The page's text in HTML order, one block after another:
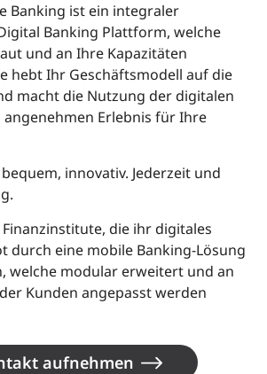
Banking ist ein integraler
Banking Plattform, welche
und an Ihre Kapazitäten
hebt Ihr Geschäftsmodell auf die
macht die Nutzung der digitalen
angenehmen Erlebnis für Ihre
innovativ. Jederzeit und
die ihr digitales
durch eine mobile Banking-Lösung
welche modular erweitert und an
Kunden angepasst werden
aufnehmen